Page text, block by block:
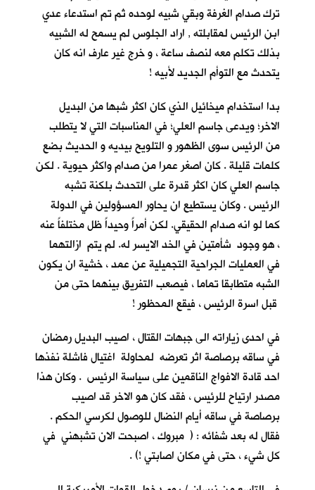
ترك صدام الغرفة وبقي شبيه لوحده ثم تم استدعاء عدي
ابن الرئيس لمقابلته , اراد الجلوس لم يسمح له الشبيه
بذلك تكلم معه لنصف ساعة ، و خرج غير عارف انه كان
يتحدث مع التوأم الجديد لأبيه !
بدا استخدام ميخائيل الذي كان اكثر شبها من البديل
الاخر؛ ويدعى جاسم العلي؛ في المناسبات التي لا يتطلب
من الرئيس سوى الظهور و التلويح بيديه و الحديث بضع
كلمات قليلة . كان اصغر عمرا من صدام واكثر حيوية . لكن
جاسم العلي كان اكثر قدرة على التحدث بلكنة تشبه
الرئيس . وكان يستطيع ان يحاور المسؤولين في الدولة
كما لو انه صدام الحقيقي. لكن أمراً وحيداً ظل مختلفاً عنه
، هو وجود شأمتين في الخد الايسر له. لم يتم ازالتهما
في العمليات الجراحية التجميلية عن عمد ، خشية ان يكون
الشبه متطابقا تماما ، فيصعب التفريق بينهما حتى من
قبل اسرة الرئيس ، فيقع المحظور !
في احدى زياراته الى جبهات القتال ، اصيب البديل رمضان
في ساقه برصاصة اثر تعرضه لمحاولة اغتيال فاشلة نفذها
احد قادة الافواج الناقمين على سياسة الرئيس . وكان هذا
مصدر ارتياح للرئيس ، فقد كان هو الاخر قد اصيب
برصاصة في ساقه أيام النضال للوصول لكرسي الحكم .
فقال له بعد شفائه : ( مبروك ، اصبحت الان تشبهني في
كل شيء ، حتى في مكان اصابتي !) .